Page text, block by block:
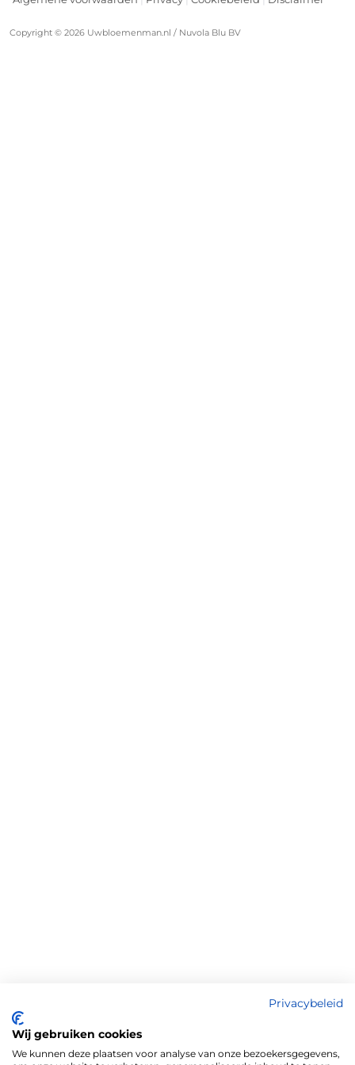
Blog
Over Ons
KvK:
74258664
Copyright © 2026 Uwbloemenman.nl / Nuvola Blu BV
Privacybeleid
Wij gebruiken cookies
We kunnen deze plaatsen voor analyse van onze bezoekersgegevens,